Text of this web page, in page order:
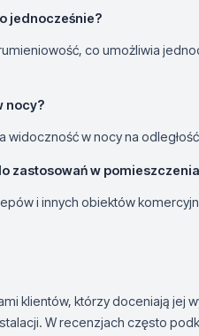
jednocześnie?
co umożliwia
nocy?
widoczność w nocy na
zastosowań w
i innych obiektów
klientów, którzy doceniają jej
W recenzjach często